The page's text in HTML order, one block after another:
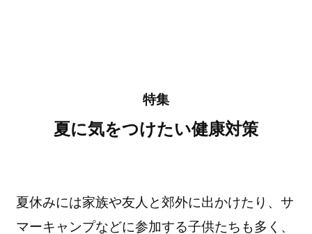
特集
夏に気をつけたい健康対策
夏休みには家族や友人と郊外に出かけたり、サ
マーキャンプなどに参加する子供たちも多く、